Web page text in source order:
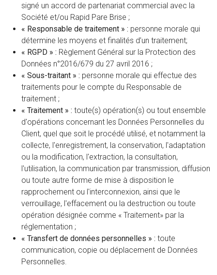
signé un accord de partenariat commercial avec la
Société et/ou Rapid Pare Brise ;
« Responsable de traitement » : personne morale qui
détermine les moyens et finalités d’un traitement;
« RGPD » : Règlement Général sur la Protection des
Données n°2016/679 du 27 avril 2016 ;
« Sous-traitant » : personne morale qui effectue des
traitements pour le compte du Responsable de
traitement ;
« Traitement » : toute(s) opération(s) ou tout ensemble
d'opérations concernant les Données Personnelles du
Client, quel que soit le procédé utilisé, et notamment la
collecte, l'enregistrement, la conservation, l'adaptation
ou la modification, l'extraction, la consultation,
l'utilisation, la communication par transmission, diffusion
ou toute autre forme de mise à disposition le
rapprochement ou l'interconnexion, ainsi que le
verrouillage, l'effacement ou la destruction ou toute
opération désignée comme « Traitement» par la
réglementation ;
« Transfert de données personnelles » : toute
communication, copie ou déplacement de Données
Personnelles.